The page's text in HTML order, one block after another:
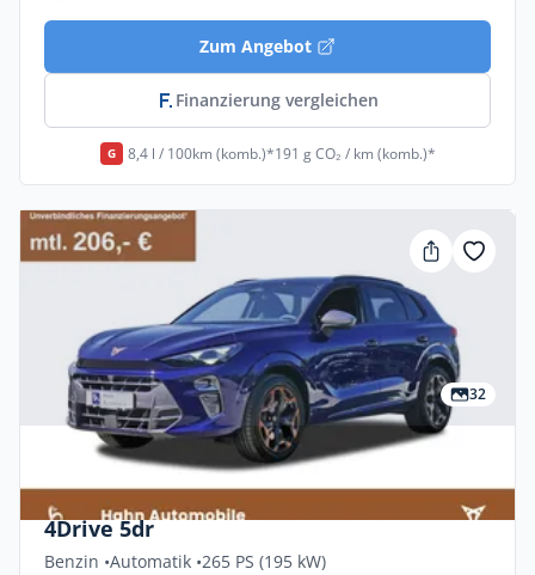
Zum Angebot
Finanzierung vergleichen
G 8,4 l / 100km (komb.)*191 g CO₂ / km (komb.)*
32
Privat & Gewerbe
Cupra Terramar 2.0 TSI 195kW VZ DSG
4Drive 5dr
Benzin •Automatik •265 PS (195 kW)